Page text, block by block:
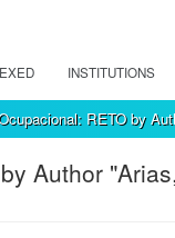
INSTITUTIONS
RETO by
Author "Arias,